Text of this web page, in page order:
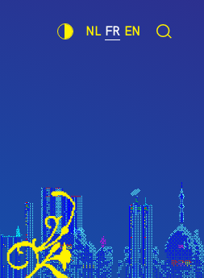
NL FR EN